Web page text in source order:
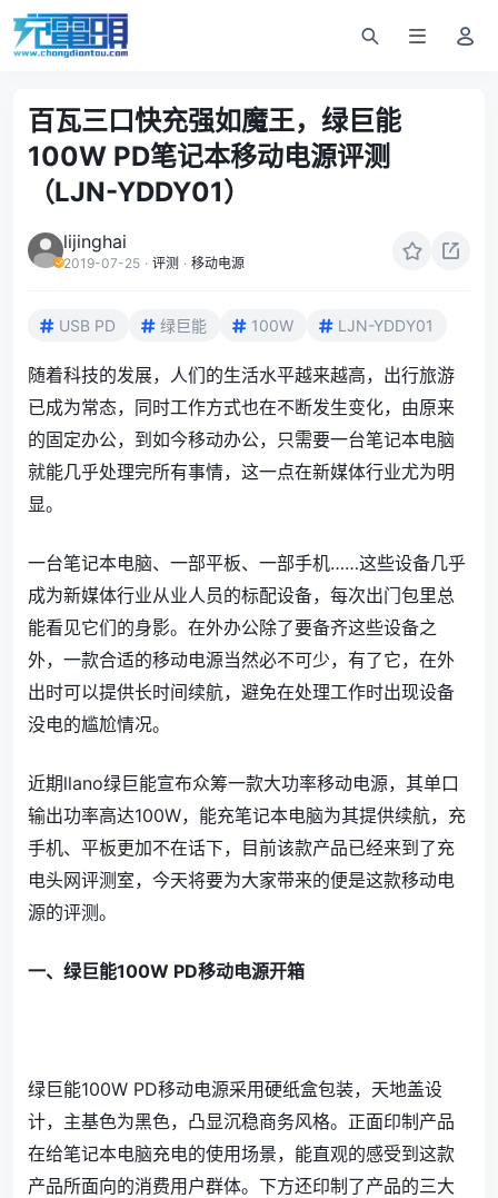
百瓦三口快充强如魔王，绿巨能
100W PD笔记本移动电源评测
（LJN-YDDY01）
lijinghai
2019-07-25 · 评测 · 移动电源
USB PD 绿巨能 100W LJN-YDDY01
随着科技的发展，人们的生活水平越来越高，出行旅游
已成为常态，同时工作方式也在不断发生变化，由原来
的固定办公，到如今移动办公，只需要一台笔记本电脑
就能几乎处理完所有事情，这一点在新媒体行业尤为明
显。
一台笔记本电脑、一部平板、一部手机……这些设备几乎
成为新媒体行业从业人员的标配设备，每次出门包里总
能看见它们的身影。在外办公除了要备齐这些设备之
外，一款合适的移动电源当然必不可少，有了它，在外
出时可以提供长时间续航，避免在处理工作时出现设备
没电的尴尬情况。
近期llano绿巨能宣布众筹一款大功率移动电源，其单口
输出功率高达100W，能充笔记本电脑为其提供续航，充
手机、平板更加不在话下，目前该款产品已经来到了充
电头网评测室，今天将要为大家带来的便是这款移动电
源的评测。
一、绿巨能100W PD移动电源开箱
绿巨能100W PD移动电源采用硬纸盒包装，天地盖设
计，主基色为黑色，凸显沉稳商务风格。正面印制产品
在给笔记本电脑充电的使用场景，能直观的感受到这款
产品所面向的消费用户群体。下方还印制了产品的三大